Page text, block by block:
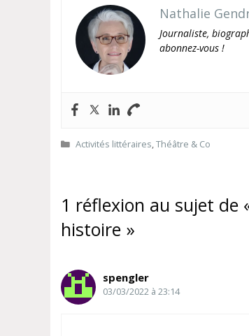
Nathalie
Journaliste,
abonnez-vous !
Catégories
Activités littéraires,Théâtre & Co
1 réflexion au sujet de
histoire »
spengler
03/03/2022 à 23:14